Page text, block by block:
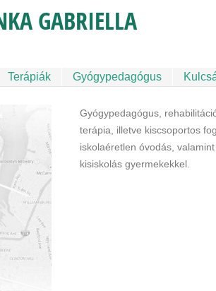
GABRIELLA
Terápiák Gyógypedagógus
Gyógypedagógus,
terápia, illetve kiscsoportos
iskolaéretlen óvodás,
kisiskolás gyermekekkel.